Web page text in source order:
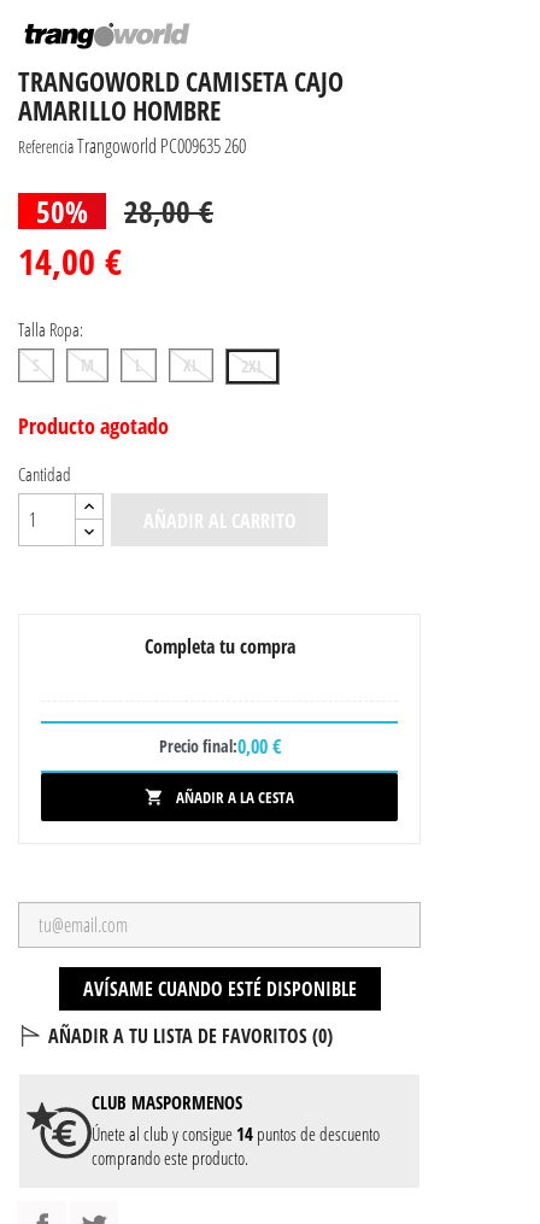
TRANGOWORLD CAMISETA CAJO
AMARILLO HOMBRE
ReferenciaTrangoworld PC009635 260
50% 28,00 €
14,00 €
Talla Ropa:
S M L XL 2XL
Producto agotado
Cantidad
AÑADIR AL CARRITO
Completa tu compra
Precio final:0,00 €
 AÑADIR A LA CESTA
AVÍSAME CUANDO ESTÉ DISPONIBLE
AÑADIR A TU LISTA DE FAVORITOS (0)
CLUB MASPORMENOS
Únete al club y consigue 14 puntos de descuento
comprando este producto.